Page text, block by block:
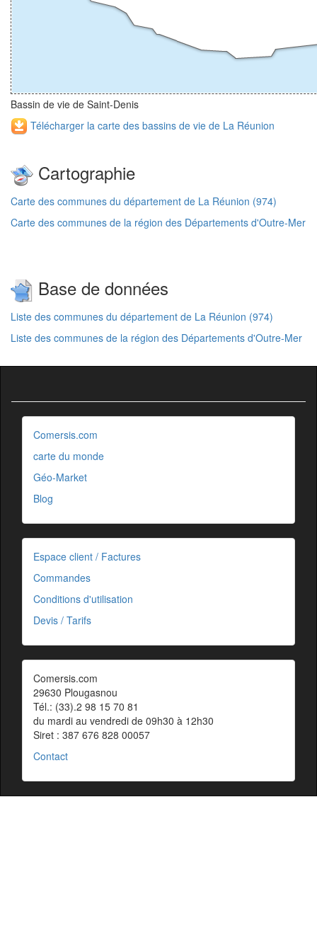
Bassin de vie de Saint-Denis
Télécharger la carte des bassins de vie de La Réunion
Cartographie
Carte des communes du département de La Réunion (974)
Carte des communes de la région des Départements d'Outre-Mer
Base de données
Liste des communes du département de La Réunion (974)
Liste des communes de la région des Départements d'Outre-Mer
Comersis.com
carte du monde
Géo-Market
Blog
Espace client / Factures
Commandes
Conditions d'utilisation
Devis / Tarifs
Comersis.com
29630 Plougasnou
Tél.: (33).2 98 15 70 81
du mardi au vendredi de 09h30 à 12h30
Siret : 387 676 828 00057
Contact